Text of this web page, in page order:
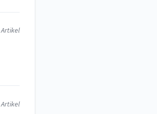
Artikel
Artikel